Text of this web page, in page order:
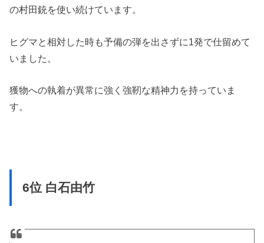
の村田銃を使い続けています。
ヒグマと相対した時も予備の弾を出さずに1発で仕留めて
いました。
獲物への執着が異常に強く強靭な精神力を持っていま
す。
6位 白石由竹